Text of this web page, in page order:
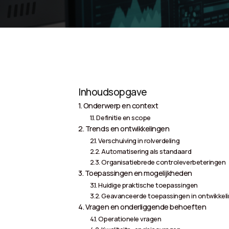
Inhoudsopgave
Onderwerp en context
Definitie en scope
Trends en ontwikkelingen
Verschuiving in rolverdeling
Automatisering als standaard
Organisatiebrede controleverbeteringen
Toepassingen en mogelijkheden
Huidige praktische toepassingen
Geavanceerde toepassingen in
Vragen en onderliggende behoeften
Operationele vragen